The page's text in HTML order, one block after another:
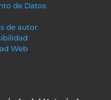
de Datos
de autor
Web